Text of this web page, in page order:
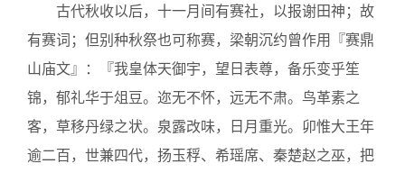
古代秋收以后，十一月间有赛社，以报谢田神；故
有赛词；但别种秋祭也可称赛，梁朝沉约曾作用『赛鼎
山庙文』：『我皇体天御宇，望日表尊，备乐变乎笙
锦，郁礼华于俎豆。迩无不怀，远无不肃。鸟革素之
客，草移丹绿之状。泉露改味，日月重光。卯惟大王年
逾二百，世兼四代，扬玉稃、希瑶席、秦楚赵之巫，把